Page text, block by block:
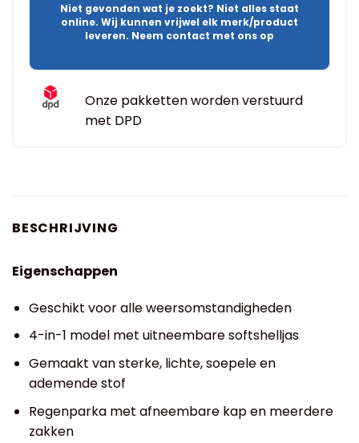
Niet gevonden wat je zoekt? Niet alles staat
online. Wij kunnen vrijwel elk merk/product
leveren. Neem contact met ons op
Onze pakketten worden verstuurd
met DPD
BESCHRIJVING
Eigenschappen
Geschikt voor alle weersomstandigheden
4-in-1 model met uitneembare softshelljas
Gemaakt van sterke, lichte, soepele en
ademende stof
Regenparka met afneembare kap en meerdere
zakken